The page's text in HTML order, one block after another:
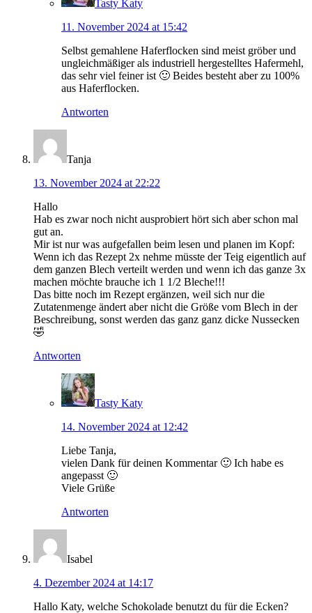
Tasty Katy
11. November 2024 at 15:42
Selbst gemahlene Haferflocken sind meist gröber und
ungleichmäßiger als industriell hergestelltes Hafermehl,
das sehr viel feiner ist 🙂 Beides besteht aber zu 100%
aus Haferflocken.
Antworten
Tanja
13. November 2024 at 22:22
Hallo
Hab es zwar noch nicht ausprobiert hört sich aber schon mal
gut an.
Mir ist nur was aufgefallen beim lesen und planen im Kopf:
Wenn ich das Rezept 2x nehme müsste der Teig eigentlich auf
dem ganzen Blech verteilt werden und wenn ich das ganze 3x
machen möchte brauche ich 1 1/2 Bleche!!!
Das bitte noch im Rezept ergänzen, weil sich nur die
Zutatenmenge ändert aber nicht die Größe vom Blech in der
Beschreibung, sonst werden das ganz ganz dicke Nussecken
🤣
Antworten
Tasty Katy
14. November 2024 at 12:42
Liebe Tanja,
vielen Dank für deinen Kommentar 🙂 Ich habe es
angepasst 🙂
Viele Grüße
Antworten
Isabel
4. Dezember 2024 at 14:17
Hallo Katy, welche Schokolade benutzt du für die Ecken?